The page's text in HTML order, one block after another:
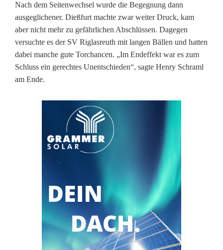
g
e
n
Nach dem Seitenwechsel wurde die Begegnung dann
ausgeglichener. Dießfurt machte zwar weiter Druck, kam
aber nicht mehr zu gefährlichen Abschlüssen. Dagegen
versuchte es der SV Riglasreuth mit langen Bällen und hatten
dabei manche gute Torchancen. „Im Endeffekt war es zum
Schluss ein gerechtes Unentschieden“, sagte Henry Schraml
am Ende.